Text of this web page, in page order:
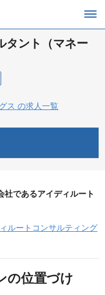
タント（マネー
ス の求人一覧
であるアイディルート
ルートコンサルティング
の位置づけ